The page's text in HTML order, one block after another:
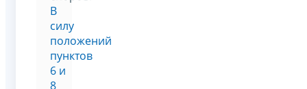
В
силу
положений
пунктов
6 и
8